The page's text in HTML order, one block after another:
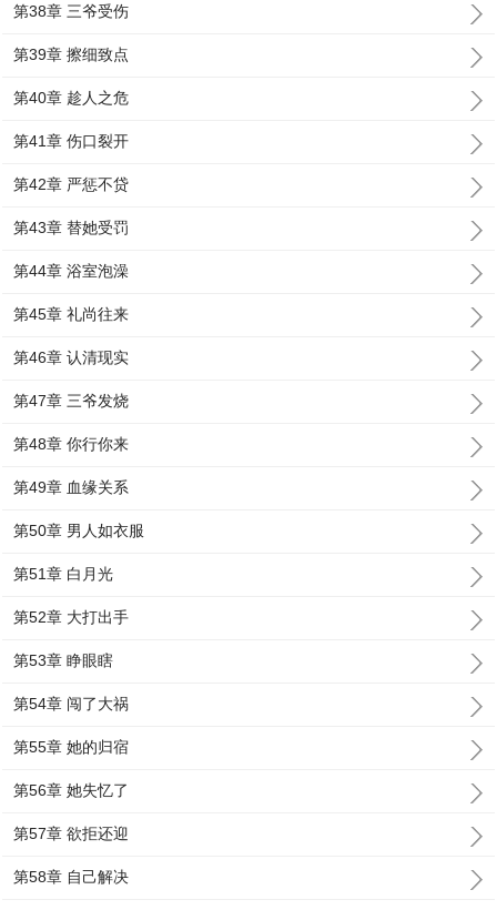
第38章 三爷受伤
第39章 擦细致点
第40章 趁人之危
第41章 伤口裂开
第42章 严惩不贷
第43章 替她受罚
第44章 浴室泡澡
第45章 礼尚往来
第46章 认清现实
第47章 三爷发烧
第48章 你行你来
第49章 血缘关系
第50章 男人如衣服
第51章 白月光
第52章 大打出手
第53章 睁眼瞎
第54章 闯了大祸
第55章 她的归宿
第56章 她失忆了
第57章 欲拒还迎
第58章 自己解决